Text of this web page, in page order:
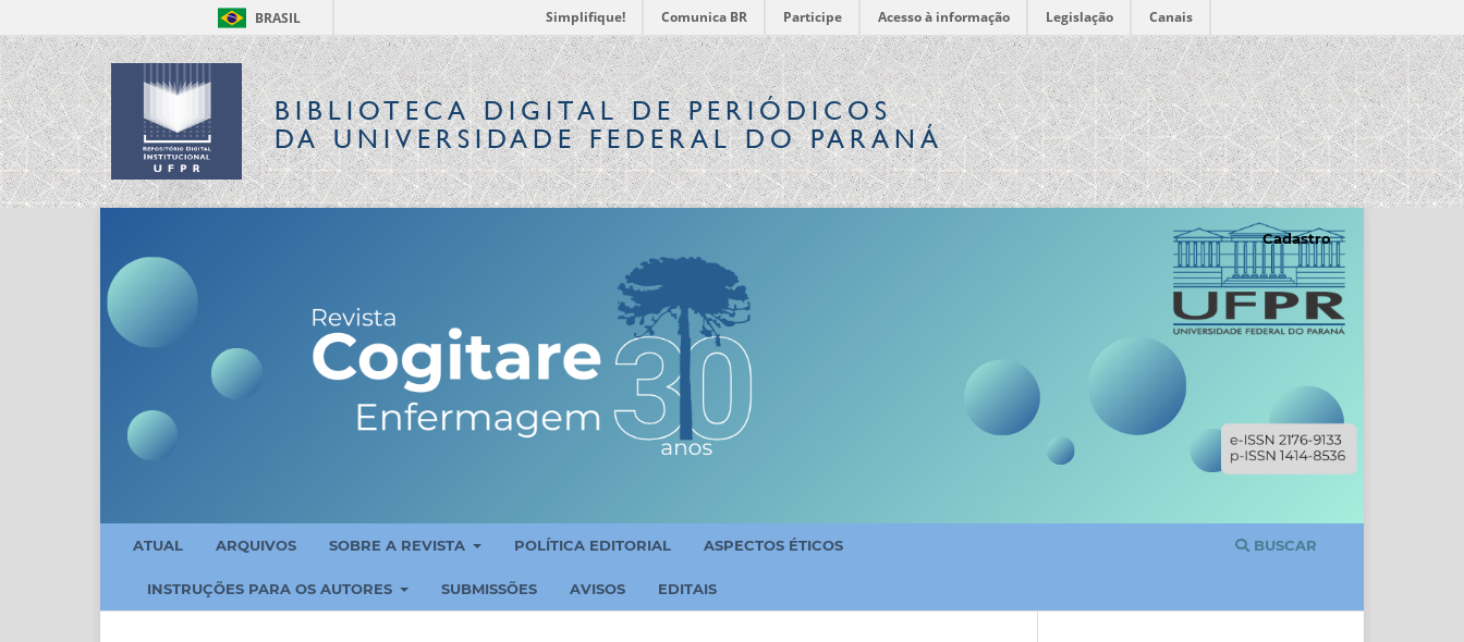
BRASIL Simplifique! Comunica BR Participe Acesso à informação Legislação Canais
BIBLIOTECA DIGITALDE PERIÓDICOS
DA UNIVERSIDADE FEDERAL DO PARANÁ
ATUAL ARQUIVOS SOBRE A REVISTA POLÍTICA EDITORIAL ASPECTOS ÉTICOS
INSTRUÇÕES PARA OS AUTORES SUBMISSÕES AVISOS EDITAIS
BUSCAR
Cadastro